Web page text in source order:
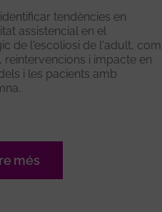
tendències en
assistencial en el
de l'escoliosi de l'adult, com
i impacte en
i les pacients amb
més